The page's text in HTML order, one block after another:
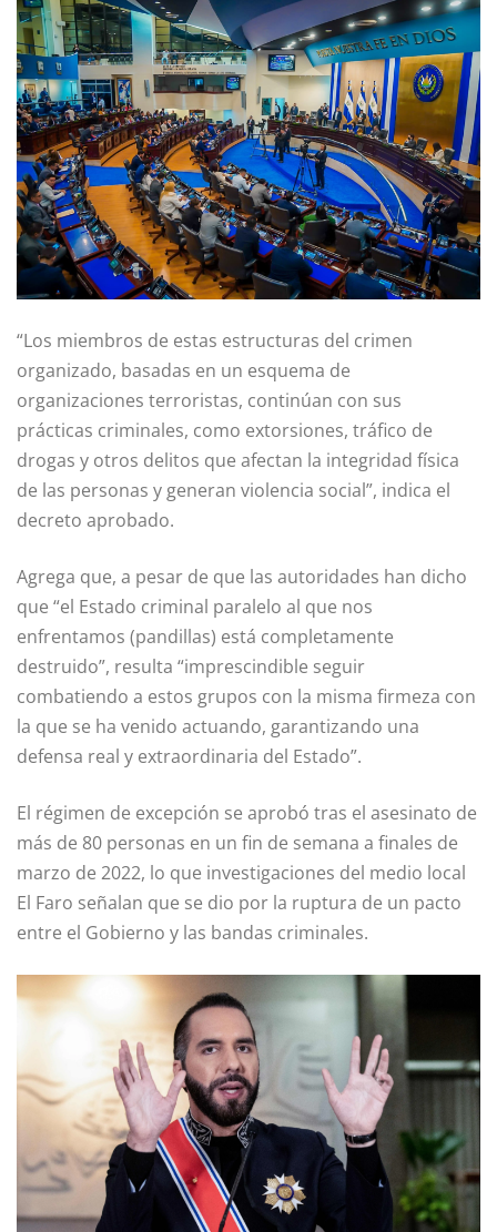
“Los miembros de estas estructuras del crimen
organizado, basadas en un esquema de
organizaciones terroristas, continúan con sus
prácticas criminales, como extorsiones, tráfico de
drogas y otros delitos que afectan la integridad física
de las personas y generan violencia social”, indica el
decreto aprobado.
Agrega que, a pesar de que las autoridades han dicho
que “el Estado criminal paralelo al que nos
enfrentamos (pandillas) está completamente
destruido”, resulta “imprescindible seguir
combatiendo a estos grupos con la misma firmeza con
la que se ha venido actuando, garantizando una
defensa real y extraordinaria del Estado”.
El régimen de excepción se aprobó tras el asesinato de
más de 80 personas en un fin de semana a finales de
marzo de 2022, lo que investigaciones del medio local
El Faro señalan que se dio por la ruptura de un pacto
entre el Gobierno y las bandas criminales.